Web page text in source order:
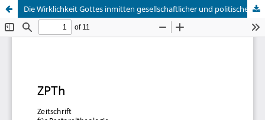
Die Wirklichkeit Gottes inmitten gesellschaftlicher und politischer Diversitäten